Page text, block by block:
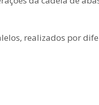
realizados por